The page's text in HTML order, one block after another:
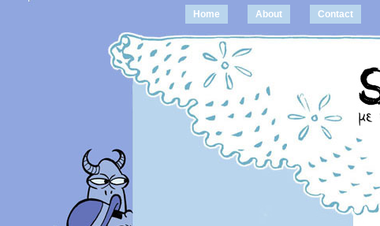
Home About Contact